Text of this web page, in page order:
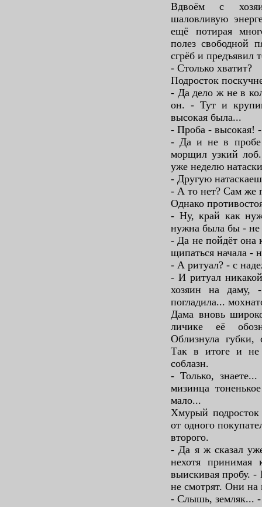
Вдвоём с
шаловливую
ещё потирая
полез свободной
сгрёб и предъявил
- Столько хватит?
Подросток
- Да дело ж не в
он. - Тут и
высокая была...
- Проба - высокая!
- Да и не в пробе
морщил узкий
уже неделю
- Другую
- А то нет? Сам же
Однако
- Ну, край как
нужна была бы - не
- Да не пойдёт она
щипаться начала -
- А ритуал? - с
- И ритуал
хозяин на даму,
погладила...
Дама вновь
личике её
Облизнула губки,
Так в итоге и не
соблазн.
- Только,
мизинца
мало...
Хмурый
от одного
второго.
- Да я ж сказал
нехотя принимая
выискивая пробу. -
не смотрят. Они на
- Слышь, земляк... -